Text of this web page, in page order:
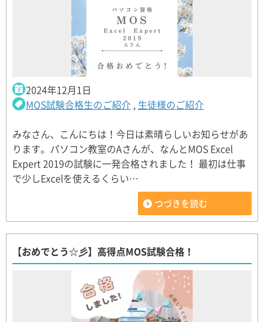
2024年12月1日
MOS試験合格生のご紹介 , 生徒様のご紹介
みなさん、こんにちは！今日は素晴らしいお知らせがあ
ります。パソコン教室のAさんが、なんとMOS Excel
Expert 2019の試験に一発合格されました！ 最初は仕事
で少しExcelを使えるくらい…
つづきを読む
【おめでとう☆彡】高得点MOS試験合格！